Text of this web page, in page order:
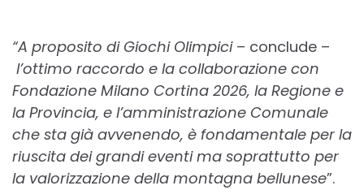
“A proposito di Giochi Olimpici– conclude –
l’ottimo raccordo e la collaborazione con
Fondazione Milano Cortina 2026, la Regione e
la Provincia, e l’amministrazione Comunale
che sta già avvenendo, è fondamentale per la
riuscita dei grandi eventi ma soprattutto per
la valorizzazione della montagna bellunese”.